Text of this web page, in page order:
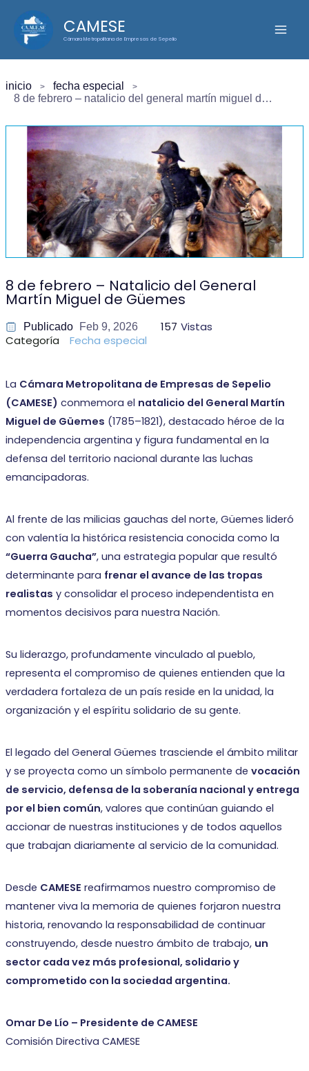
contenido
CAMESE
Cámara Metropolitana de Empresas de Sepelio
inicio
fecha especial
8 de febrero – natalicio del general martín miguel de güemes
8 de febrero – Natalicio del General
Martín Miguel de Güemes
Publicado Feb 9, 2026 157 Vistas
Categoría
Fecha especial
La Cámara Metropolitana de Empresas de Sepelio
(CAMESE) conmemora el natalicio del General Martín
Miguel de Güemes (1785–1821), destacado héroe de la
independencia argentina y figura fundamental en la
defensa del territorio nacional durante las luchas
emancipadoras.
Al frente de las milicias gauchas del norte, Güemes lideró
con valentía la histórica resistencia conocida como la
“Guerra Gaucha”, una estrategia popular que resultó
determinante para frenar el avance de las tropas
realistas y consolidar el proceso independentista en
momentos decisivos para nuestra Nación.
Su liderazgo, profundamente vinculado al pueblo,
representa el compromiso de quienes entienden que la
verdadera fortaleza de un país reside en la unidad, la
organización y el espíritu solidario de su gente.
El legado del General Güemes trasciende el ámbito militar
y se proyecta como un símbolo permanente de vocación
de servicio, defensa de la soberanía nacional y entrega
por el bien común, valores que continúan guiando el
accionar de nuestras instituciones y de todos aquellos
que trabajan diariamente al servicio de la comunidad.
Desde CAMESE reafirmamos nuestro compromiso de
mantener viva la memoria de quienes forjaron nuestra
historia, renovando la responsabilidad de continuar
construyendo, desde nuestro ámbito de trabajo, un
sector cada vez más profesional, solidario y
comprometido con la sociedad argentina.
Omar De Lío – Presidente de CAMESE
Comisión Directiva CAMESE